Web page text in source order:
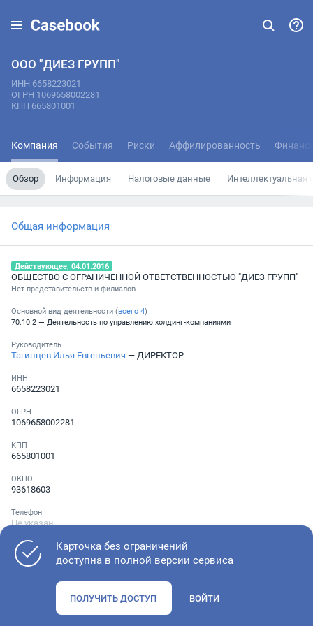
ООО "ДИЕЗ ГРУПП"
ИНН 6658223021
ОГРН 1069658002281
КПП 665801001
Компания События Риски Аффилированность
Обзор Информация Налоговые данные Интеллектуальная
Общая информация
Действующее, 04.01.2016
ОБЩЕСТВО С ОГРАНИЧЕННОЙ ОТВЕТСТВЕННОСТЬЮ "ДИЕЗ ГРУПП"
Нет представительств и филиалов
Основной вид деятельности (всего 4)
70.10.2 — Деятельность по управлению холдинг-компаниями
Руководитель
Тагинцев Илья Евгеньевич — ДИРЕКТОР
ИНН
6658223021
ОГРН
1069658002281
КПП
665801001
ОКПО
93618603
Телефон
Не указан
Проверьте учредительные документы, адрес регистрации и
Карточка без ограничений
доступна в полной версии сервиса
ПОЛУЧИТЬ ДОСТУП ВОЙТИ